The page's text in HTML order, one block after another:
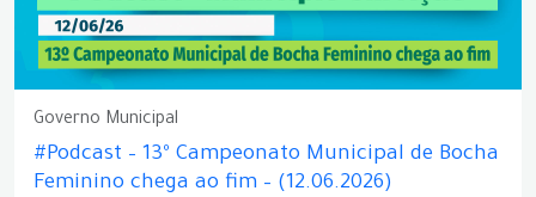
Governo Municipal
#Podcast – 13º Campeonato Municipal de Bocha
Feminino chega ao fim – (12.06.2026)